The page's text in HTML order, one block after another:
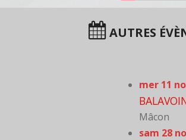
AUTRES
mer 11
Mâcon
sam 28